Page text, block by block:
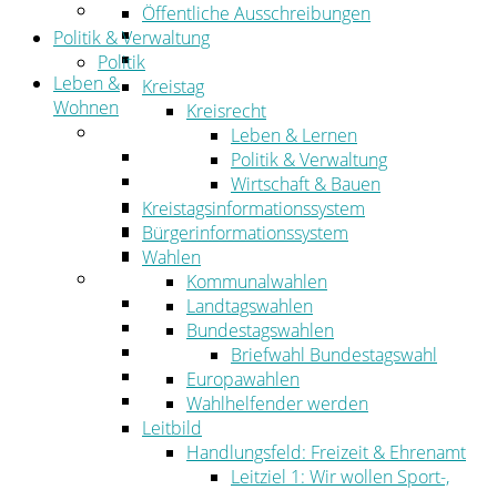
Tourismus
Freizeit und Urlaub im Landkreis
Veranstaltungen
Leben &
Wohnen
Migration
Schulen, Bildung, Sport und Kultur
Soziales
Gesundheit
Jugend, Familie und Senioren
Bauen und Planen
Abfall
Umwelt
Ordnung
Öffentliche Ausschreibungen
Politik & Verwaltung
Politik
Kreistag
Kreisrecht
Leben & Lernen
Politik & Verwaltung
Wirtschaft & Bauen
Kreistagsinformationssystem
Bürgerinformationssystem
Wahlen
Kommunalwahlen
Landtagswahlen
Bundestagswahlen
Briefwahl Bundestagswahl
Europawahlen
Wahlhelfender werden
Leitbild
Handlungsfeld: Freizeit & Ehrenamt
Leitziel 1: Wir wollen Sport-,